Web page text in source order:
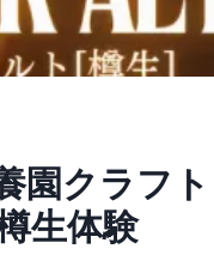
園クラフ
生体験